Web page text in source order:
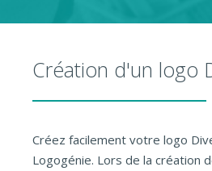
Création d'un logo
Créez facilement votre logo
Logogénie. Lors de la création